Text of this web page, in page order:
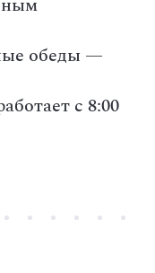
обеды —
с 8:00